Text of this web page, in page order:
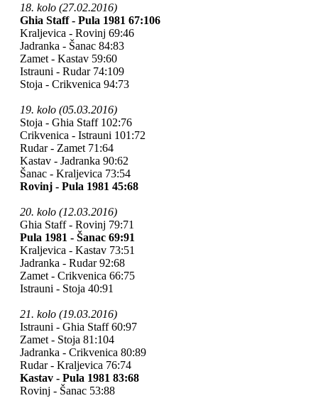
18. kolo (27.02.2016)
Ghia Staff - Pula 1981 67:106
Kraljevica - Rovinj 69:46
Jadranka - Šanac 84:83
Zamet - Kastav 59:60
Istrauni - Rudar 74:109
Stoja - Crikvenica 94:73
19. kolo (05.03.2016)
Stoja - Ghia Staff 102:76
Crikvenica - Istrauni 101:72
Rudar - Zamet 71:64
Kastav - Jadranka 90:62
Šanac - Kraljevica 73:54
Rovinj - Pula 1981 45:68
20. kolo (12.03.2016)
Ghia Staff - Rovinj 79:71
Pula 1981 - Šanac 69:91
Kraljevica - Kastav 73:51
Jadranka - Rudar 92:68
Zamet - Crikvenica 66:75
Istrauni - Stoja 40:91
21. kolo (19.03.2016)
Istrauni - Ghia Staff 60:97
Zamet - Stoja 81:104
Jadranka - Crikvenica 80:89
Rudar - Kraljevica 76:74
Kastav - Pula 1981 83:68
Rovinj - Šanac 53:88